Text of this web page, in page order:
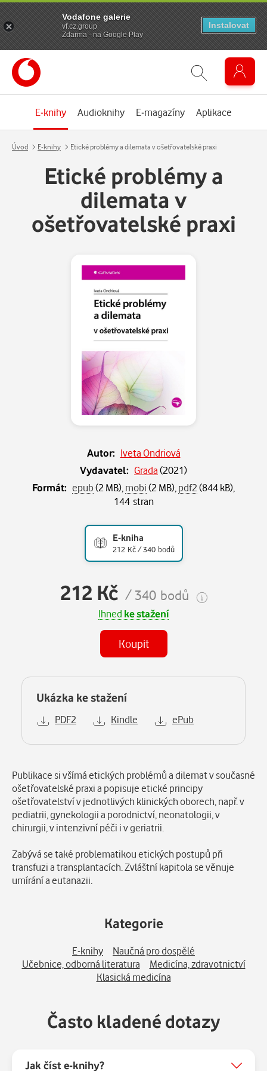
E-knihy Audioknihy E-magazíny Aplikace
Úvod E-knihy Etické problémy a dilemata v ošetřovatelské praxi
Etické problémy a
dilemata v
ošetřovatelské praxi
Autor: Iveta Ondriová
Vydavatel: Grada(2021)
Formát: epub(2 MB),mobi(2 MB),pdf2(844 kB),
144 stran
E-kniha
212 Kč / 340 bodů
212 Kč / 340 bodů
Ihned ke stažení
Koupit
Ukázka ke stažení
PDF2 Kindle ePub
Popis
Publikace si všímá etických problémů a dilemat v současné
ošetřovatelské praxi a popisuje etické principy
ošetřovatelství v jednotlivých klinických oborech, např. v
pediatrii, gynekologii a porodnictví, neonatologii, v
chirurgii, v intenzivní péči i v geriatrii.
Zabývá se také problematikou etických postupů při
transfuzi a transplantacích. Zvláštní kapitola se věnuje
umírání a eutanazii.
Kategorie
E-knihy
Naučná pro dospělé
Učebnice, odborná literatura
Medicína, zdravotnictví
Klasická medicína
Často kladené dotazy
Jak číst e-knihy?
Vodafone galerie
vf.cz.group
Zdarma - na Google Play
Instalovat